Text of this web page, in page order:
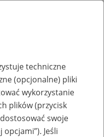
lub
pracy
techniczne
(opcjonalne) pliki
wykorzystanie
plików (przycisk
swoje
opcjami”). Jeśli